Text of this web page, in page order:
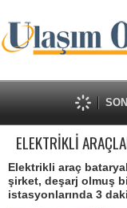
ELEKTRİKLİ
Elektrikli araç
şirket, deşarj olmuş
istasyonlarında 3